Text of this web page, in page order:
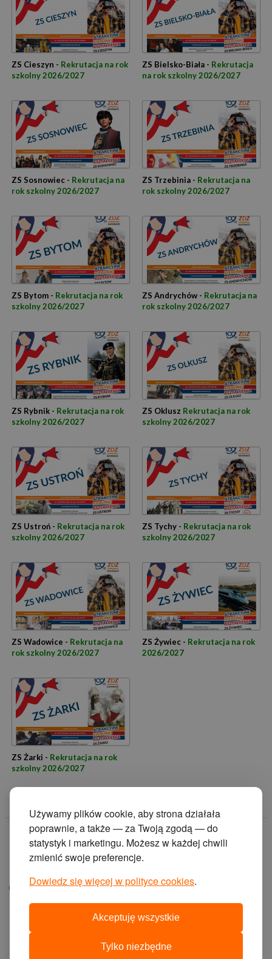
Używamy plików cookie, aby strona działała
poprawnie, a także — za Twoją zgodą — do
statystyk i marketingu. Możesz w każdej chwili
zmienić swoje preferencje.
Dowiedz się więcej w polityce cookies.
Akceptuję wszystkie
Tylko niezbędne
ZS Cieszyn - Rekrutacja na rok
szkolny 2026/2027
ZS Bielsko-Biała - Rekrutacja
na rok szkolny 2026/2027
ZS Sosnowiec - Rekrutacja na
rok szkolny 2026/2027
ZS Trzebinia - Rekrutacja na
rok szkolny 2026/2027
ZS Bytom - Rekrutacja na rok
szkolny 2026/2027
ZS Andrychów - Rekrutacja na
rok szkolny 2026/2027
ZS Rybnik - Rekrutacja na rok
szkolny 2026/2027
ZS Oklusz Rekrutacja na rok
szkolny 2026/2027
ZS Ustroń - Rekrutacja na rok
szkolny 2026/2027
ZS Tychy - Rekrutacja na rok
szkolny 2026/2027
ZS Wadowice - Rekrutacja na
rok szkolny 2026/2027
ZS Żywiec - Rekrutacja na rok
2026/2027
ZS Żarki - Rekrutacja na rok
szkolny 2026/2027
© 2014 Zakład
Doskonalenia
Zawodowego w
ul. Krasińskiego 2, 40-
projekt i wykonanie: